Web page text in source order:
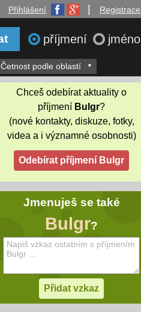
Přihlášení Registrace
příjmení jméno
Četnost podle oblastí
Chceš odebírat aktuality o
příjmení Bulgr?
(nové kontakty, diskuze, fotky,
videa a i významné osobnosti)
Jmenuješ se také
Bulgr?